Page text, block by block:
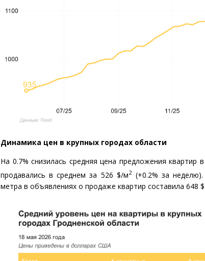
Динамика цен в крупных городах области
На 0.7% снизилась средняя цена предложения
продавались в среднем за 526 $/м2 (+0.2% за
метра в объявлениях о продаже квартир составила 648 $